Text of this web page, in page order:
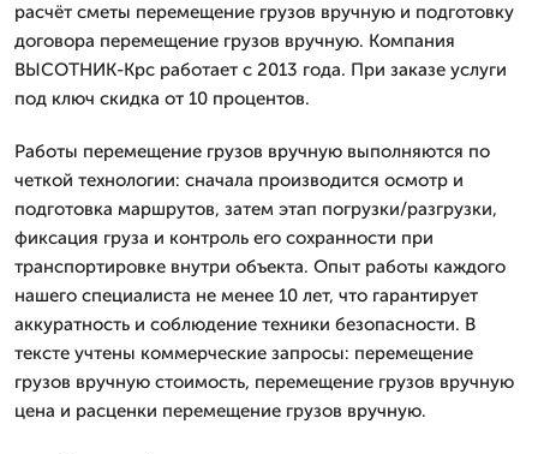
расчёт сметы перемещение грузов вручную и подготовку
договора перемещение грузов вручную. Компания
ВЫСОТНИК-Крс работает с 2013 года. При заказе услуги
под ключ скидка от 10 процентов.
Работы перемещение грузов вручную выполняются по
четкой технологии: сначала производится осмотр и
подготовка маршрутов, затем этап погрузки/разгрузки,
фиксация груза и контроль его сохранности при
транспортировке внутри объекта. Опыт работы каждого
нашего специалиста не менее 10 лет, что гарантирует
аккуратность и соблюдение техники безопасности. В
тексте учтены коммерческие запросы: перемещение
грузов вручную стоимость, перемещение грузов вручную
цена и расценки перемещение грузов вручную.